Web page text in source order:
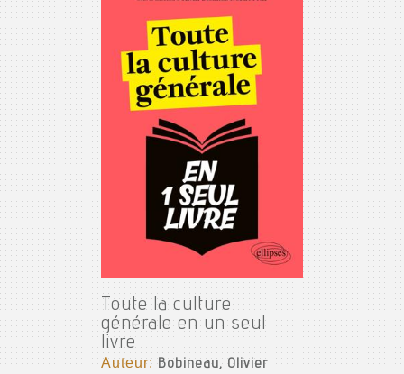
Toute la culture
générale en un seul
livre
Auteur:Bobineau, Olivier